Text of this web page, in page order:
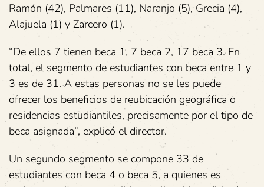
Ramón (42), Palmares (11), Naranjo (5), Grecia (4),
Alajuela (1) y Zarcero (1).
“De ellos 7 tienen beca 1, 7 beca 2, 17 beca 3. En
total, el segmento de estudiantes con beca entre 1 y
3 es de 31. A estas personas no se les puede
ofrecer los beneficios de reubicación geográfica o
residencias estudiantiles, precisamente por el tipo de
beca asignada”, explicó el director.
Un segundo segmento se compone 33 de
estudiantes con beca 4 o beca 5, a quienes es